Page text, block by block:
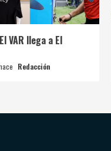
VAR llega a El
Redacción